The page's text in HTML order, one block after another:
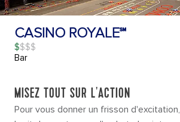
CASINO ROYALE℠
$
Bar
MISEZ TOUT SUR L'ACTION
Pour vous donner un frisson